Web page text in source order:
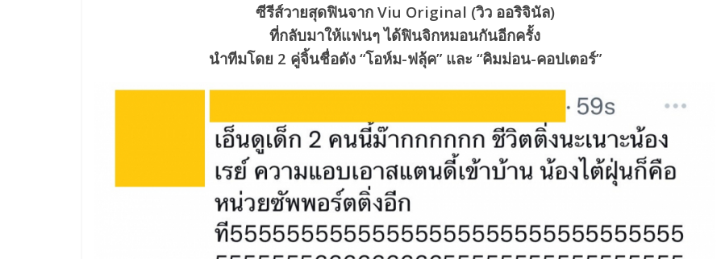
ซีรีส์วายสุดฟินจาก Viu Original (วิว ออริจินัล)
ที่กลับมาให้แฟนๆ ได้ฟินจิกหมอนกันอีกครั้ง
นำทีมโดย 2 คู่จิ้นชื่อดัง “โอห์ม-ฟลุ้ค” และ “คิมม่อน-คอปเตอร์”